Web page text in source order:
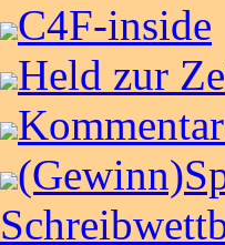
C4F-inside
Held zur